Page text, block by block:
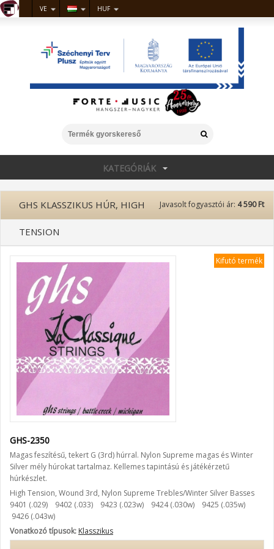
VE HUF
KATEGÓRIÁK
Javasolt fogyasztói ár: 4 590 Ft
GHS KLASSZIKUS HÚR, HIGH
TENSION
Kifutó termék
GHS-2350
Magas feszítésű, tekert G (3rd) húrral. Nylon Supreme magas és Winter
Silver mély húrokat tartalmaz. Kellemes tapintású és játékérzetű
húrkészlet.
High Tension, Wound 3rd, Nylon Supreme Trebles/Winter Silver Basses
9401 (.029)
9402 (.033) 9423 (.023w) 9424 (.030w)
9425 (.035w)
9426 (.043w)
Vonatkozó típusok: Klasszikus